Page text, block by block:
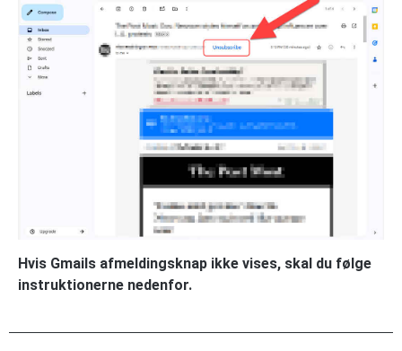
Hvis Gmails afmeldingsknap ikke vises, skal du følge
instruktionerne nedenfor.